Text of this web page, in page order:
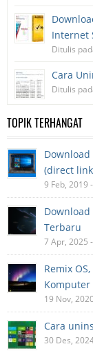
Internet
Ditulis
Cara
Ditulis
TOPIK TERHANGAT
(direct
9 Feb, 2019
Terbaru
7 Apr, 2025
Remix
Komputer
19 Nov,
Cara
30 Des,